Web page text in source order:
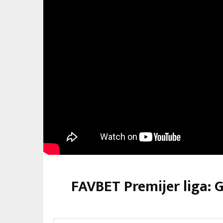
FAVBET Premijer liga: